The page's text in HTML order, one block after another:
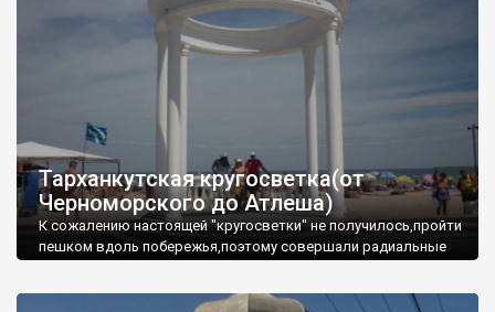
Тарханкутская кругосветка(от
Черноморского до Атлеша)
К сожалению настоящей "кругосветки" не получилось,пройти
пешком вдоль побережья,поэтому совершали радиальные